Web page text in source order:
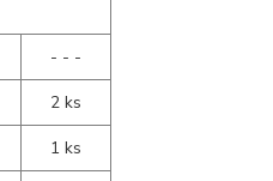
- - -
2 ks
1 ks